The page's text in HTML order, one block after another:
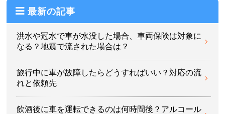
最新の記事
洪水や冠水で車が水没した場合、車両保険は対象に
なる？地震で流された場合は？
旅行中に車が故障したらどうすればいい？対応の流
れと依頼先
飲酒後に車を運転できるのは何時間後？アルコール